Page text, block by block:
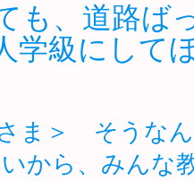
も、道路ば
学級にして
ま＞ そうなん
から、みんな